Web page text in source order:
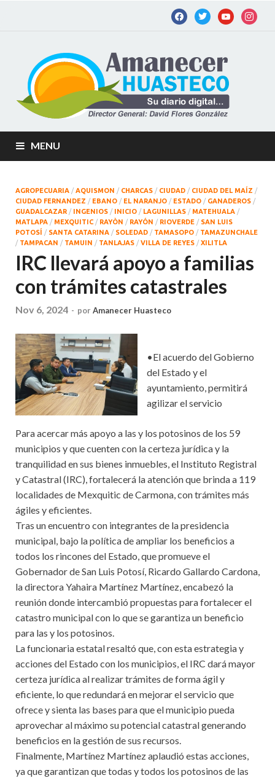
MENU
AGROPECUARIA / AQUISMON / CHARCAS / CIUDAD / CIUDAD DEL MAÍZ /
CIUDAD FERNANDEZ / EBANO / EL NARANJO / ESTADO / GANADEROS /
GUADALCAZAR / INGENIOS / INICIO / LAGUNILLAS / MATEHUALA /
MATLAPA / MEXQUITIC / RAYÒN / RAYÓN / RIOVERDE / SAN LUIS
POTOSÍ / SANTA CATARINA / SOLEDAD / TAMASOPO / TAMAZUNCHALE
/ TAMPACAN / TAMUIN / TANLAJAS / VILLA DE REYES / XILITLA
IRC llevará apoyo a familias
con trámites catastrales
Nov 6, 2024 - por Amanecer Huasteco
•El acuerdo del Gobierno
del Estado y el
ayuntamiento, permitirá
agilizar el servicio
Para acercar más apoyo a las y los potosinos de los 59
municipios y que cuenten con la certeza jurídica y la
tranquilidad en sus bienes inmuebles, el Instituto Registral
y Catastral (IRC), fortalecerá la atención que brinda a 119
localidades de Mexquitic de Carmona, con trámites más
ágiles y eficientes.
Tras un encuentro con integrantes de la presidencia
municipal, bajo la política de ampliar los beneficios a
todos los rincones del Estado, que promueve el
Gobernador de San Luis Potosí, Ricardo Gallardo Cardona,
la directora Yahaira Martínez Martínez, encabezó la
reunión donde intercambió propuestas para fortalecer el
catastro municipal con lo que se garantiza un beneficio
para las y los potosinos.
La funcionaria estatal resaltó que, con esta estrategia y
acciones del Estado con los municipios, el IRC dará mayor
certeza jurídica al realizar trámites de forma ágil y
eficiente, lo que redundará en mejorar el servicio que
ofrece y sienta las bases para que el municipio pueda
aprovechar al máximo su potencial catastral generando
beneficios en la gestión de sus recursos.
Finalmente, Martínez Martínez aplaudió estas acciones,
ya que garantizan que todas y todos los potosinos de las